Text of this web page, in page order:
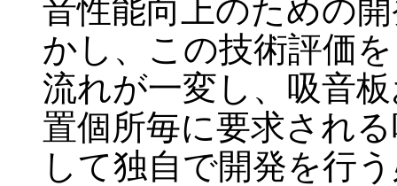
音性能向上のための
かし、この技術評価
流れが一変し、吸音
置個所毎に要求され
して独自で開発を行